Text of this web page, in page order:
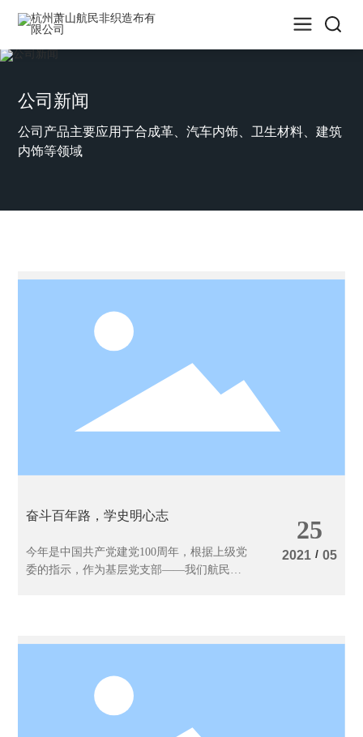
公司新闻
公司产品主要应用于合成革、汽车内饰、卫生材料、建筑
内饰等领域
奋斗百年路，学史明心志
今年是中国共产党建党100周年，根据上级党
委的指示，作为基层党支部——我们航民非
员树立“政治三力”、学习“三牛”，把准航
企业高质量发展做出应有的贡献，以良好的
姿式向建党100周年献礼！
25
2021 / 05